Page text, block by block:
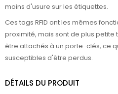
moins d'usure sur les étiquettes.
Ces tags RFID ont les mêmes
proximité, mais sont de plus
être attachés à un porte-clés, ce
susceptibles d'être perdus.
DÉTAILS DU PRODUIT